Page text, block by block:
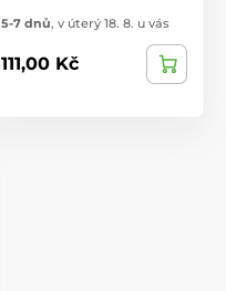
5-7 dnů, v úterý 18. 8. u vás
111,00 Kč